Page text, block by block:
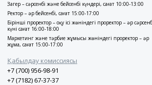
Заңгер – сәрсенбі және бейсенбі күндері, сағат 10:00-13:00
Ректор – әр бейсенбі, сағат 15:00-17:00
Бірінші проректор – оқу ісі жөніндегі проректор – әр
күні сағат 16:00-18:00
Маркетинг және тәрбие жұмысы жөніндегі проректор – әр
жұма, сағат 15:00-17:00
Қабылдау комиссиясы
+7 (700) 956-98-91
+7 (7182) 67-37-37